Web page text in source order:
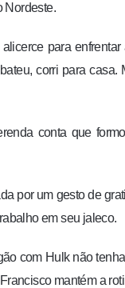
Nordeste.
para
corri para
conta que
por um gesto de
em seu jaleco.
com Hulk não
mantém a